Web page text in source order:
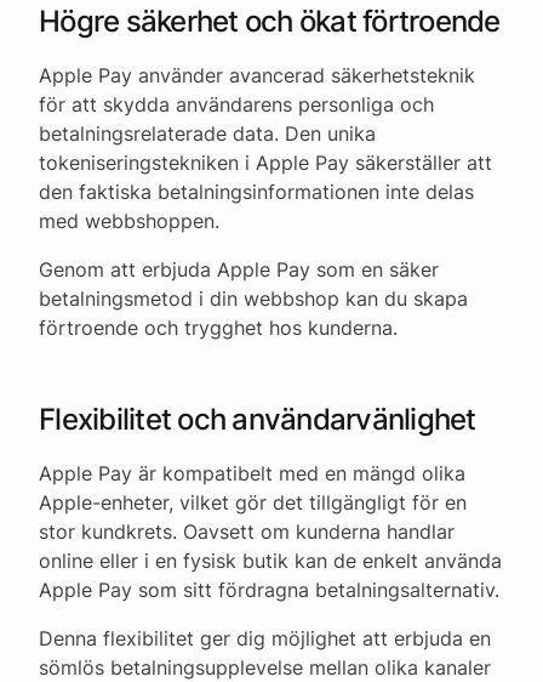
Högre säkerhet och ökat förtroende
Apple Pay använder avancerad säkerhetsteknik
för att skydda användarens personliga och
betalningsrelaterade data. Den unika
tokeniseringstekniken i Apple Pay säkerställer att
den faktiska betalningsinformationen inte delas
med webbshoppen.
Genom att erbjuda Apple Pay som en säker
betalningsmetod i din webbshop kan du skapa
förtroende och trygghet hos kunderna.
Flexibilitet och användarvänlighet
Apple Pay är kompatibelt med en mängd olika
Apple-enheter, vilket gör det tillgängligt för en
stor kundkrets. Oavsett om kunderna handlar
online eller i en fysisk butik kan de enkelt använda
Apple Pay som sitt fördragna betalningsalternativ.
Denna flexibilitet ger dig möjlighet att erbjuda en
sömlös betalningsupplevelse mellan olika kanaler